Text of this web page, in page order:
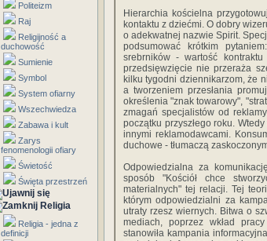
Politeizm
Raj
Religijność a
duchowość
Sumienie
Symbol
System ofiarny
Wszechwiedza
Zabawa i kult
Zarys
fenomenologii ofiary
Świetość
Święta przestrzeń
Religia
Religia - jedna z
definicji
Hierarchia kościelna
kontaktu z dziećmi. O dobry
o adekwatnej nazwie Spirit.
podsumować krótkim
srebrników - wartość
przedsięwzięcie nie przeraża
kilku tygodni dziennikarzom, że
a tworzeniem przesłania
określenia "znak towarowy",
zmagań specjalistów od
początku przyszłego roku.
innymi reklamodawcami.
duchowe - tłumaczą
Odpowiedzialna za
sposób "Kościół chce
materialnych" tej relacji. Tej
którym odpowiedzialni za
utraty rzesz wiernych. Bitwa o
mediach, poprzez wkład
stanowiła kampania